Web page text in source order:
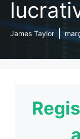
James Taylor